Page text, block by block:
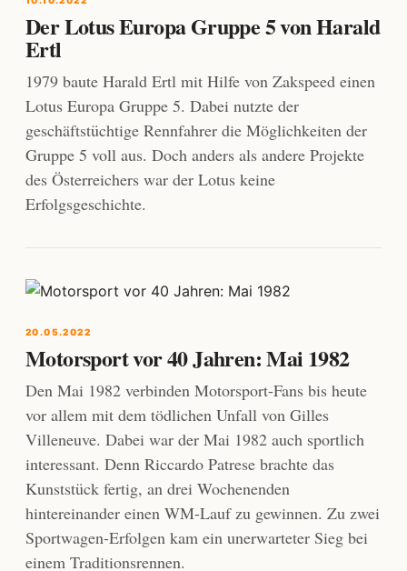
Der Lotus Europa Gruppe 5 von Harald
Ertl
1979 baute Harald Ertl mit Hilfe von Zakspeed einen
Lotus Europa Gruppe 5. Dabei nutzte der
geschäftstüchtige Rennfahrer die Möglichkeiten der
Gruppe 5 voll aus. Doch anders als andere Projekte
des Österreichers war der Lotus keine
Erfolgsgeschichte.
20.05.2022
Motorsport vor 40 Jahren: Mai 1982
Den Mai 1982 verbinden Motorsport-Fans bis heute
vor allem mit dem tödlichen Unfall von Gilles
Villeneuve. Dabei war der Mai 1982 auch sportlich
interessant. Denn Riccardo Patrese brachte das
Kunststück fertig, an drei Wochenenden
hintereinander einen WM-Lauf zu gewinnen. Zu zwei
Sportwagen-Erfolgen kam ein unerwarteter Sieg bei
einem Traditionsrennen.